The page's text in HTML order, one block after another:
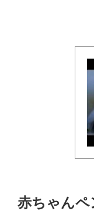
赤ちゃんペ